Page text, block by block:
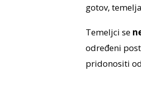
gotov,
Temeljci se
određeni
pridonositi